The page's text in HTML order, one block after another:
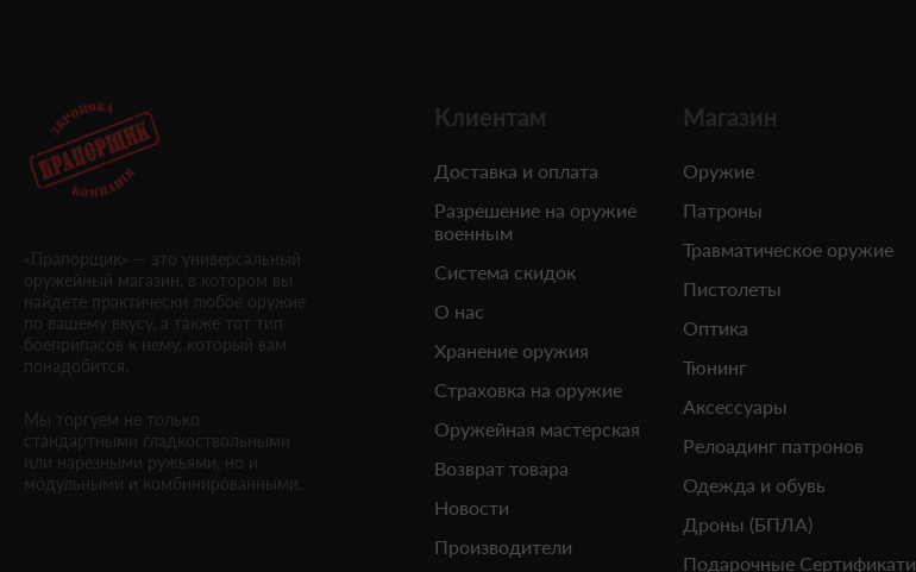
«Прапорщик» — это универсальный
оружейный магазин, в котором вы
найдете практически любое оружие
по вашему вкусу, а также тот тип
боеприпасов к нему, который вам
понадобится.
Мы торгуем не только
стандартными гладкоствольными
или нарезными ружьями, но и
модульными и комбинированными.
Клиентам
Доставка и оплата
Разрешение на оружие
военным
Система скидок
О нас
Хранение оружия
Страховка на оружие
Оружейная мастерская
Возврат товара
Новости
Производители
Магазин
Оружие
Патроны
Травматическое оружие
Пистолеты
Оптика
Тюнинг
Аксессуары
Релоадинг патронов
Одежда и обувь
Дроны (БПЛА)
Подарочные Сертификати